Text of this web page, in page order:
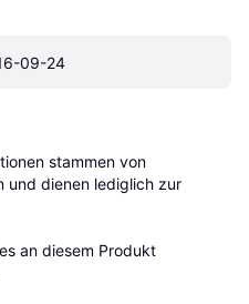
09-24
stammen von
und dienen lediglich zur
an diesem Produkt